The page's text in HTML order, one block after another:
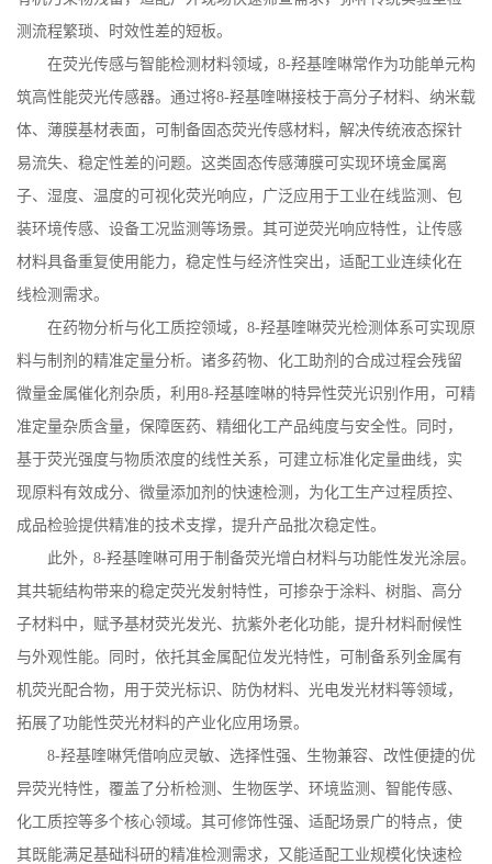
测流程繁琐、时效性差的短板。
在荧光传感与智能检测材料领域， 8-羟基喹啉常作为功能单元构
筑高性能荧光传感器。通过将8-羟基喹啉接枝于高分子材料、纳米载
体、薄膜基材表面，可制备固态荧光传感材料，解决传统液态探针
易流失、稳定性差的问题。这类固态传感薄膜可实现环境金属离
子、湿度、温度的可视化荧光响应，广泛应用于工业在线监测、包
装环境传感、设备工况监测等场景。其可逆荧光响应特性，让传感
材料具备重复使用能力，稳定性与经济性突出，适配工业连续化在
线检测需求。
在药物分析与化工质控领域， 8-羟基喹啉荧光检测体系可实现原
料与制剂的精准定量分析。诸多药物、化工助剂的合成过程会残留
微量金属催化剂杂质，利用8-羟基喹啉的特异性荧光识别作用，可精
准定量杂质含量，保障医药、精细化工产品纯度与安全性。同时，
基于荧光强度与物质浓度的线性关系，可建立标准化定量曲线，实
现原料有效成分、微量添加剂的快速检测，为化工生产过程质控、
成品检验提供精准的技术支撑，提升产品批次稳定性。
此外， 8-羟基喹啉可用于制备荧光增白材料与功能性发光涂层。
其共轭结构带来的稳定荧光发射特性，可掺杂于涂料、树脂、高分
子材料中，赋予基材荧光发光、抗紫外老化功能，提升材料耐候性
与外观性能。同时，依托其金属配位发光特性，可制备系列金属有
机荧光配合物，用于荧光标识、防伪材料、光电发光材料等领域，
拓展了功能性荧光材料的产业化应用场景。
8-羟基喹啉凭借响应灵敏、选择性强、生物兼容、改性便捷的优
异荧光特性，覆盖了分析检测、生物医学、环境监测、智能传感、
化工质控等多个核心领域。其可修饰性强、适配场景广的特点，使
其既能满足基础科研的精准检测需求，又能适配工业规模化快速检